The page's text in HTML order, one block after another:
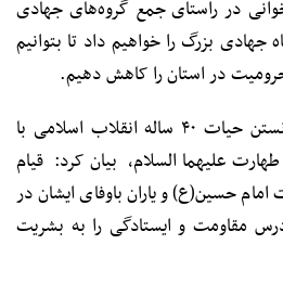
در راستای جمع گروه‌های جهادی
جهادی بزرگ را خواهیم داد تا بتوانیم
در استان را کاهش دهیم.
موسوی‌فرد ضمن مرهون دانستن حیات ۴۰ ساله انقلاب اسلامی با
علیهما السلام، بیان کرد: قیام
حسین(ع) و یاران باوفای ایشان در
مقاومت و ایستادگی را به بشریت